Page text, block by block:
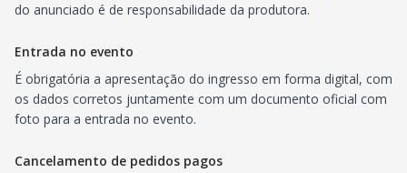
do anunciado é de responsabilidade da produtora.
Entrada no evento
É obrigatória a apresentação do ingresso em forma digital, com
os dados corretos juntamente com um documento oficial com
foto para a entrada no evento.
Cancelamento de pedidos pagos